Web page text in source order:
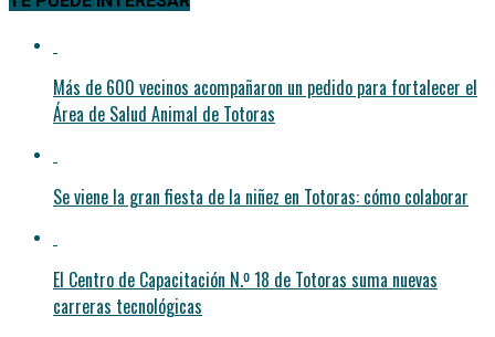
Más de 600 vecinos acompañaron un pedido para fortalecer el
Área de Salud Animal de Totoras
Se viene la gran fiesta de la niñez en Totoras: cómo colaborar
El Centro de Capacitación N.º 18 de Totoras suma nuevas
carreras tecnológicas